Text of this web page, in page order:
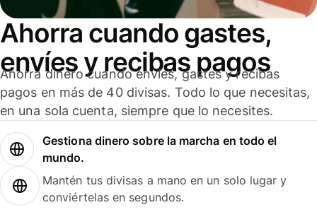
Ahorra cuando gastes,
envíes y recibas pagos
Ahorra dinero cuando envíes, gastes y recibas
pagos en más de 40 divisas. Todo lo que necesitas,
en una sola cuenta, siempre que lo necesites.
Gestiona dinero sobre la marcha en todo el
mundo.
Mantén tus divisas a mano en un solo lugar y
conviértelas en segundos.